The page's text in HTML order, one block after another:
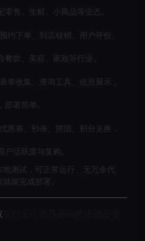
零售、生鲜、小商品等业态。
预约下单、到店核销、用户评价、
餐饮、美容、家政等行业。
表单收集、查询工具、信息展示，
署简单。
优惠券、秒杀、拼团、积分兑换，
户活跃度与复购。
地测试，可正常运行、无冗余代
能完成部署。